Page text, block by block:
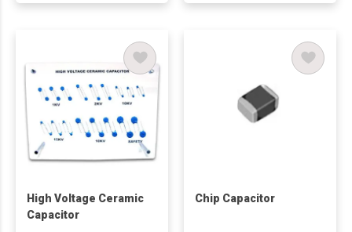
High Voltage Ceramic
Capacitor
Chip Capacitor